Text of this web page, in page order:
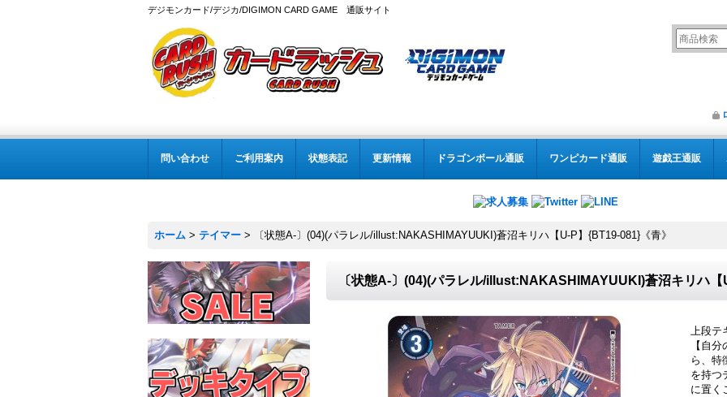
デジモンカード/デジカ/DIGIMON CARD GAME 通販サイト
問い合わせ ご利用案内 状態表記 更新情報 ドラゴンボール通販 ワンピカード通販 遊戯王通販
ホーム > テイマー > 〔状態A-〕(04)(パラレル/illust:NAKASHIMAYUUKI)蒼沼キリハ【U-P】{BT19-081}《青》
〔状態A-〕(04)(パラレル/illust:NAKASHIMAYUUKI)蒼沼キリハ
上段テ
【自
ら、特
を持つ
に置く